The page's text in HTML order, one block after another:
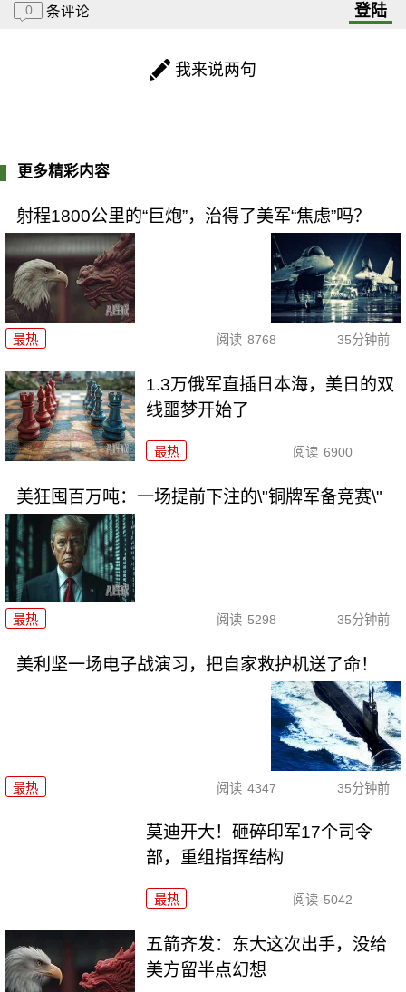
0 条评论 登陆
我来说两句
更多精彩内容
射程1800公里的“巨炮”，治得了美军“焦虑”吗？
最热 阅读 8768 35分钟前
1.3万俄军直插日本海，美日的双
线噩梦开始了
最热 阅读 6900
美狂囤百万吨：一场提前下注的\"铜牌军备竞赛\"
最热 阅读 5298 35分钟前
美利坚一场电子战演习，把自家救护机送了命！
最热 阅读 4347 35分钟前
莫迪开大！砸碎印军17个司令
部，重组指挥结构
最热 阅读 5042
五箭齐发：东大这次出手，没给
美方留半点幻想